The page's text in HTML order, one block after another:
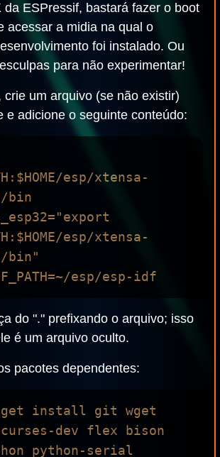
da ESPressif, bastará fazer o boot
acessar a midia na qual o
foi instalado. Ou
para não experimentar!
crie um arquivo (se não existir)
e adicione o seguinte conteúdo:
esp/xtensa-
bin
esp/xtensa-
bin"
do "." prefixando o arquivo; isso
é um arquivo oculto.
pacotes dependentes:
get install git wget
dev flex bison